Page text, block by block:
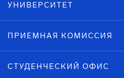
УНИВЕРСИТЕТ
ПРИЕМНАЯ КОМИССИЯ
СТУДЕНЧЕСКИЙ ОФИС